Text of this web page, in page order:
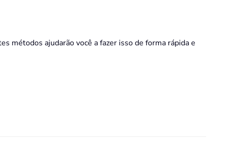
métodos ajudarão você a fazer isso de forma rápida e